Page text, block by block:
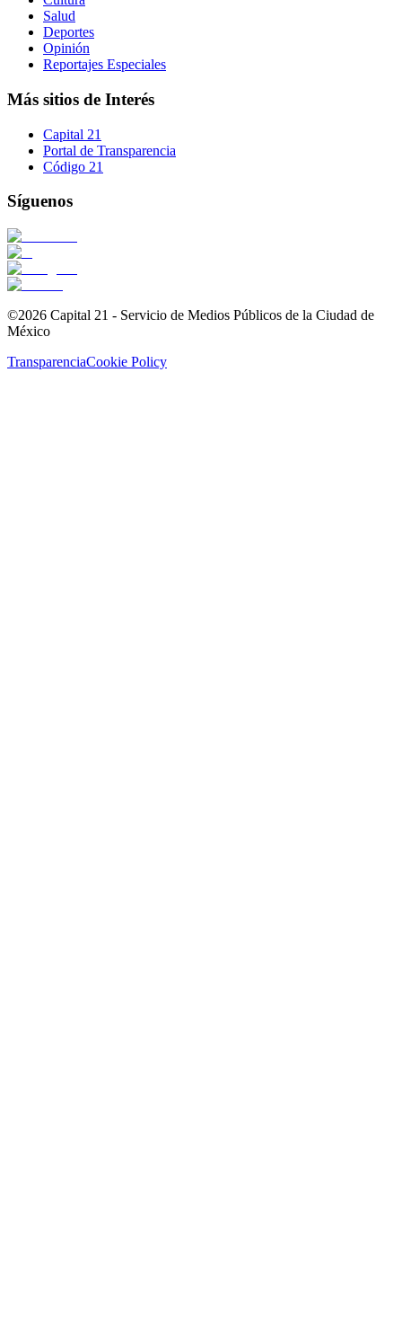
Salud
Deportes
Opinión
Reportajes Especiales
Más sitios de Interés
Capital 21
Portal de Transparencia
Código 21
Síguenos
©2026 Capital 21 - Servicio de Medios Públicos de la Ciudad de
México
TransparenciaCookie Policy